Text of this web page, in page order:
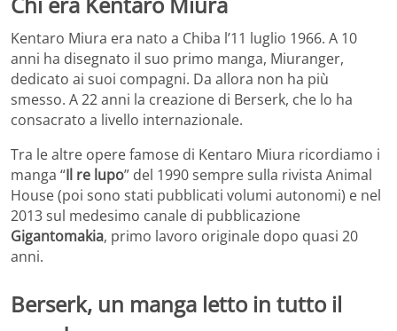
Kentaro Miura era nato a Chiba l’11 luglio 1966. A 10
anni ha disegnato il suo primo manga, Miuranger,
dedicato ai suoi compagni. Da allora non ha più
smesso. A 22 anni la creazione di Berserk, che lo ha
consacrato a livello internazionale.
Tra le altre opere famose di Kentaro Miura ricordiamo i
manga “Il re lupo” del 1990 sempre sulla rivista Animal
House (poi sono stati pubblicati volumi autonomi) e nel
2013 sul medesimo canale di pubblicazione
Gigantomakia, primo lavoro originale dopo quasi 20
anni.
Berserk, un manga letto in tutto il